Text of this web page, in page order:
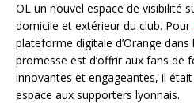
OL un nouvel espace de visibilité
domicile et extérieur du club. Pour
plateforme digitale d’Orange
promesse est d’offrir aux fans de
innovantes et engageantes, il
espace aux supporters lyonnais.